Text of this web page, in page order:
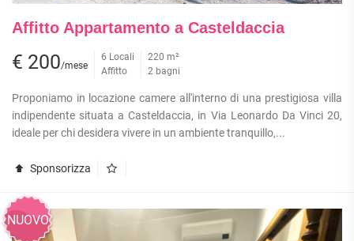
Affitto Appartamento a Casteldaccia
€ 200/mese
6 Locali
Affitto
220 m²
2 bagni
Proponiamo in locazione camere all'interno di una prestigiosa villa
indipendente situata a Casteldaccia, in Via Leonardo Da Vinci 20,
ideale per chi desidera vivere in un ambiente tranquillo,...
Sponsorizza
NUOVO